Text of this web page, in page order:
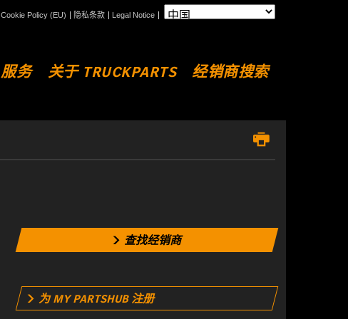
Cookie Policy (EU) 隐私条款 Legal Notice
服务 关于 TRUCKPARTS 经销商搜索
查找经销商
为 MY PARTSHUB 注册